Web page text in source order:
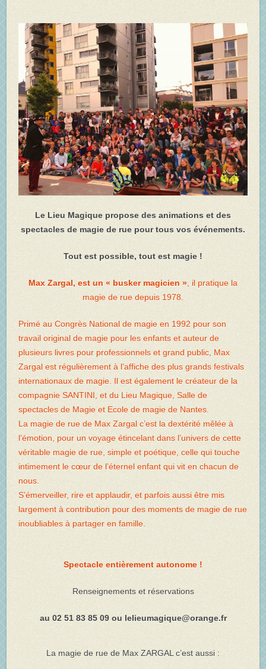
Le Lieu Magique propose des animations et des
spectacles de magie de rue pour tous vos événements.
Tout est possible, tout est magie !
Max Zargal, est un « busker magicien » , il pratique la
magie de rue depuis 1978.
Primé au Congrès National de magie en 1992 pour son
travail original de magie pour les enfants et auteur de
plusieurs livres pour professionnels et grand public, Max
Zargal est régulièrement à l’affiche des plus grands festivals
internationaux de magie. Il est également le créateur de la
compagnie SANTINI, et du Lieu Magique, Salle de
spectacles de Magie et Ecole de magie de Nantes.
La magie de rue de Max Zargal c’est la dextérité mêlée à
l’émotion, pour un voyage étincelant dans l’univers de cette
véritable magie de rue, simple et poétique, celle qui touche
intimement le cœur de l’éternel enfant qui vit en chacun de
nous.
S’émerveiller, rire et applaudir, et parfois aussi être mis
largement à contribution pour des moments de magie de rue
inoubliables à partager en famille.
Spectacle entièrement autonome !
Renseignements et réservations
au 02 51 83 85 09 ou lelieumagique@orange.fr
La magie de rue de Max ZARGAL c’est aussi :